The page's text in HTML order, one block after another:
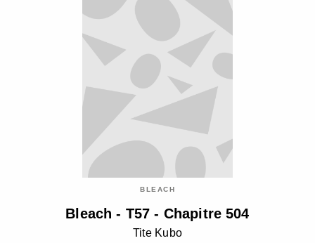
BLEACH
Bleach - T57 - Chapitre 504
Tite Kubo